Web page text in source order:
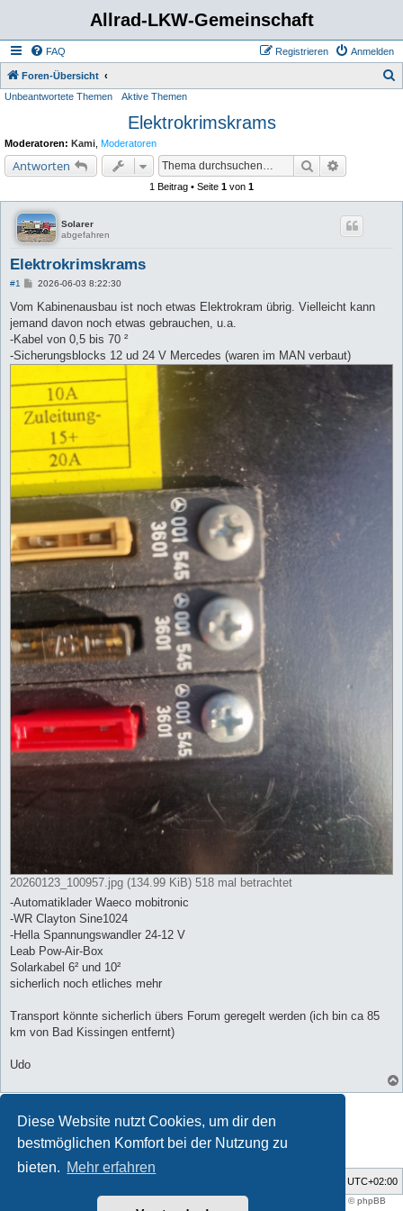
Diese Website nutzt Cookies, um dir den
bestmöglichen Komfort bei der Nutzung zu
bieten. Mehr erfahren
Allrad-LKW-Gemeinschaft
FAQ Anmelden
Registrieren
Foren-Übersicht
Unbeantwortete Themen Aktive Themen
Elektrokrimskrams
Moderatoren: Kami Moderatoren
Antworten Suche
1 Beitrag • Seite 1 von 1
Solarer
abgefahren
Elektrokrimskrams
#1
B
r
a
2026-06-03 8:22:30
Vom Kabinenausbau ist noch etwas Elektrokram übrig. Vielleicht kann
jemand davon noch etwas gebrauchen, u.a.
-Kabel von 0,5 bis 70 ²
-Sicherungsblocks 12 ud 24 V Mercedes (waren im MAN verbaut)
20260123_100957.jpg (134.99 KiB) 518 mal betrachtet
-Automatiklader Waeco mobitronic
-WR Clayton Sine1024
-Hella Spannungswandler 24-12 V
Leab Pow-Air-Box
Solarkabel 6² und 10²
sicherlich noch etliches mehr
Transport könnte sicherlich übers Forum geregelt werden (ich bin ca 85
km von Bad Kissingen entfernt)
Udo
1 Beitrag • Seite 1von 1
UTC+02:00
support forum tricolor phpBB
® Forum Software © phpBB